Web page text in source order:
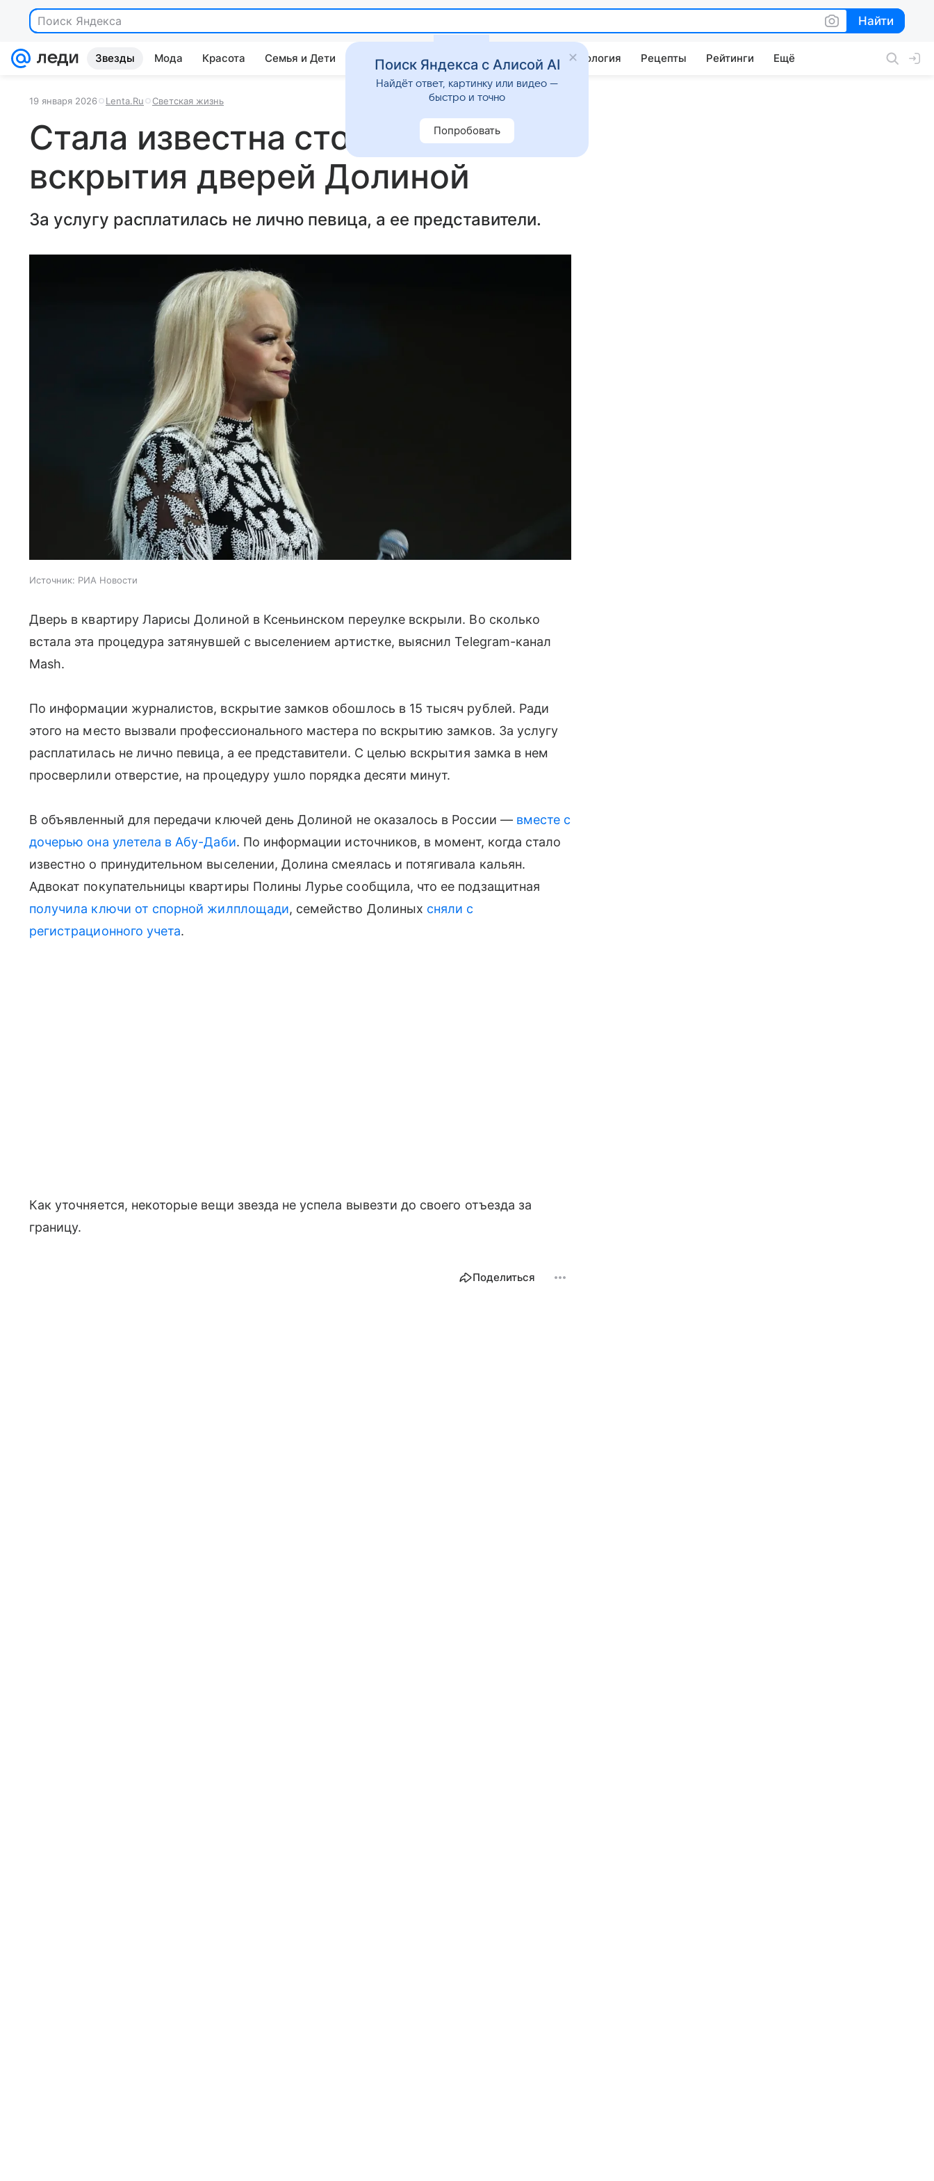
Поиск Яндекса Найти
Найти
Звезды Мода Красота Семья и Дети Дом Гороскопы Стиль жизни Психология Рецепты Рейтинги Ещё
19 января 2026 Lenta.Ru Светская жизнь
Стала известна стоимость
вскрытия дверей Долиной
За услугу расплатилась не лично певица, а ее представители.
Источник: РИА Новости
Дверь в квартиру Ларисы Долиной в Ксеньинском переулке вскрыли. Во сколько
встала эта процедура затянувшей с выселением артистке, выяснил Telegram-канал
Mash.
По информации журналистов, вскрытие замков обошлось в 15 тысяч рублей. Ради
этого на место вызвали профессионального мастера по вскрытию замков. За услугу
расплатилась не лично певица, а ее представители. С целью вскрытия замка в нем
просверлили отверстие, на процедуру ушло порядка десяти минут.
В объявленный для передачи ключей день Долиной не оказалось в России — вместе с
дочерью она улетела в Абу-Даби. По информации источников, в момент, когда стало
известно о принудительном выселении, Долина смеялась и потягивала кальян.
Адвокат покупательницы квартиры Полины Лурье сообщила, что ее подзащитная
получила ключи от спорной жилплощади, семейство Долиных сняли с
регистрационного учета.
Как уточняется, некоторые вещи звезда не успела вывезти до своего отъезда за
границу.
Поделиться
Поиск Яндекса с Алисой AI
Найдёт ответ, картинку или видео —
быстро и точно
Попробовать